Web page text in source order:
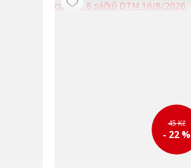
45 Kč
- 22 %